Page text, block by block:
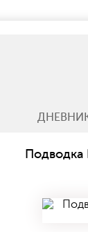
Подводка